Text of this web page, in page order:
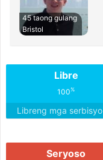
45 taong gulang
Bristol
Libre
100%
Libreng mga serbisyo
Seryoso